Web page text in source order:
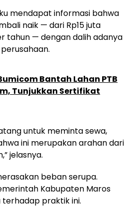
mendapat informasi bahwa
naik — dari Rp15 juta
tahun — dengan dalih adanya
Bantah Lahan PTB
Tunjukkan Sertifikat
untuk meminta sewa,
ini merupakan arahan dari
jelasnya.
beban serupa.
Kabupaten Maros
praktik ini.